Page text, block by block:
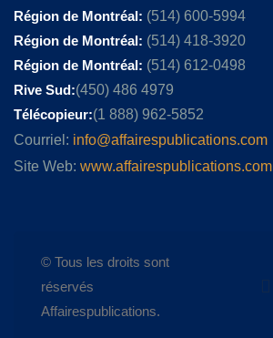
Région de Montréal: (514) 600-5994
Région de Montréal: (514) 418-3920
Région de Montréal: (514) 612-0498
Rive Sud:(450) 486 4979
Télécopieur:(1 888) 962-5852
Courriel: info@affairespublications.com
Site Web: www.affairespublications.com
© Tous les droits sont
réservés
Affairespublications.